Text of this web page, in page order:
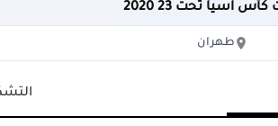
آسيا تحت 23 2020
طهران